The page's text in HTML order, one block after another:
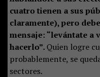
cuatro tienen a sus
claramente), pero
mensaje: “levántate a
hacerlo”.Quien logre
probablemente, se
sectores.